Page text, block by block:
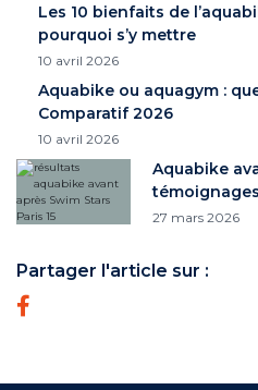
Les 10 bienfaits de
pourquoi s’y mettre
10 avril 2026
Aquabike ou aquagym :
Comparatif 2026
10 avril 2026
Aquabike
27 mars 2026
Partager l'article sur :